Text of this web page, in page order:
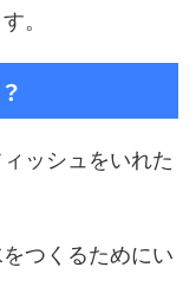
。
ッシュをいれた
つくるためにい